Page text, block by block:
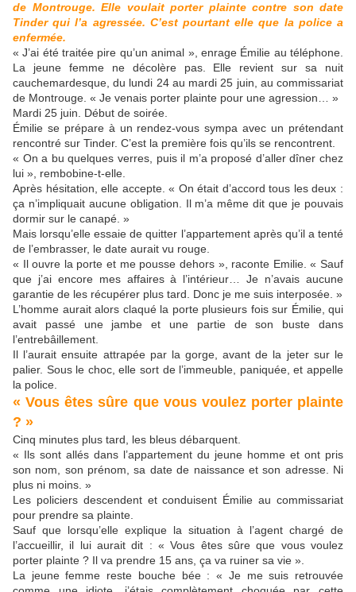
de Montrouge. Elle voulait porter plainte contre son date
Tinder qui l’a agressée. C’est pourtant elle que la police a
enfermée.
« J’ai été traitée pire qu’un animal », enrage Émilie au téléphone.
La jeune femme ne décolère pas. Elle revient sur sa nuit
cauchemardesque, du lundi 24 au mardi 25 juin, au commissariat
de Montrouge. « Je venais porter plainte pour une agression… »
Mardi 25 juin. Début de soirée.
Émilie se prépare à un rendez-vous sympa avec un prétendant
rencontré sur Tinder. C’est la première fois qu’ils se rencontrent.
« On a bu quelques verres, puis il m’a proposé d’aller dîner chez
lui », rembobine-t-elle.
Après hésitation, elle accepte. « On était d’accord tous les deux :
ça n’impliquait aucune obligation. Il m’a même dit que je pouvais
dormir sur le canapé. »
Mais lorsqu’elle essaie de quitter l’appartement après qu’il a tenté
de l’embrasser, le date aurait vu rouge.
« Il ouvre la porte et me pousse dehors », raconte Emilie. « Sauf
que j’ai encore mes affaires à l’intérieur… Je n’avais aucune
garantie de les récupérer plus tard. Donc je me suis interposée. »
L’homme aurait alors claqué la porte plusieurs fois sur Émilie, qui
avait passé une jambe et une partie de son buste dans
l’entrebâillement.
Il l’aurait ensuite attrapée par la gorge, avant de la jeter sur le
palier. Sous le choc, elle sort de l’immeuble, paniquée, et appelle
la police.
« Vous êtes sûre que vous voulez porter plainte
? »
Cinq minutes plus tard, les bleus débarquent.
« Ils sont allés dans l’appartement du jeune homme et ont pris
son nom, son prénom, sa date de naissance et son adresse. Ni
plus ni moins. »
Les policiers descendent et conduisent Émilie au commissariat
pour prendre sa plainte.
Sauf que lorsqu’elle explique la situation à l’agent chargé de
l’accueillir, il lui aurait dit : « Vous êtes sûre que vous voulez
porter plainte ? Il va prendre 15 ans, ça va ruiner sa vie ».
La jeune femme reste bouche bée : « Je me suis retrouvée